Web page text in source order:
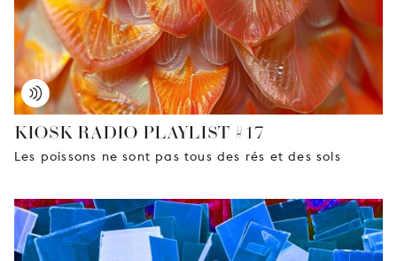
KIOSK RADIO PLAYLIST #17
Les poissons ne sont pas tous des rés et des sols